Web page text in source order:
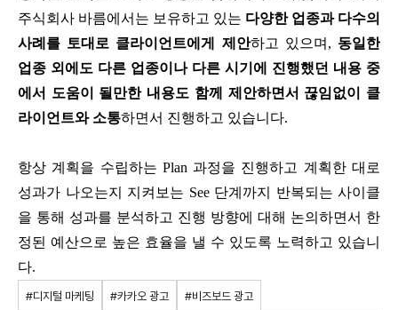
주식회사 바름에서는 보유하고 있는 다양한 업종과 다수의
사례를 토대로 클라이언트에게 제안하고 있으며, 동일한
업종 외에도 다른 업종이나 다른 시기에 진행했던 내용 중
에서 도움이 될만한 내용도 함께 제안하면서 끊임없이 클
라이언트와 소통하면서 진행하고 있습니다.
항상 계획을 수립하는 Plan 과정을 진행하고 계획한 대로
성과가 나오는지 지켜보는 See 단계까지 반복되는 사이클
을 통해 성과를 분석하고 진행 방향에 대해 논의하면서 한
정된 예산으로 높은 효율을 낼 수 있도록 노력하고 있습니
다.
#디지털 마케팅 #카카오 광고 #비즈보드 광고